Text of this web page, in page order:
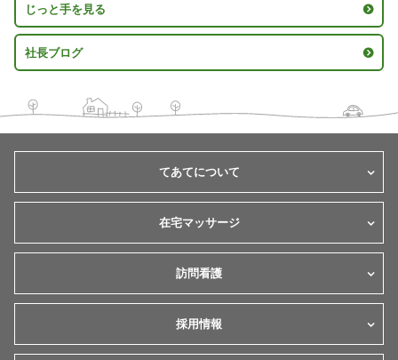
じっと手を見る
社長ブログ
てあてについて
在宅マッサージ
訪問看護
採用情報